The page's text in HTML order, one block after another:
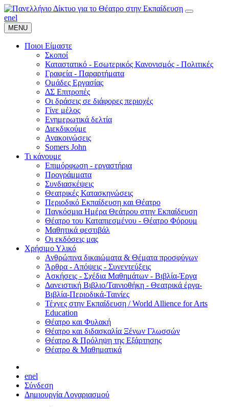
enel
MENU
Ποιοι Είμαστε
Σκοποί
Καταστατικό - Εσωτερικός Κανονισμός - Πολιτικές
Γραφεία - Παραρτήματα
Ομάδες Εργασίας
ΔΣ Επιτροπές
Οι δράσεις σε διάφορες περιοχές
Γίνε μέλος
Ενημερωτικά δελτία
Διεκδικούμε
Ανακοινώσεις
Somers John
Τι κάνουμε
Επιμόρφωση - εργαστήρια
Προγράμματα
Συνδιασκέψεις
Θεατρικές Κατασκηνώσεις
Περιοδικό Εκπαίδευση και Θέατρο
Παγκόσμια Ημέρα Θεάτρου στην Εκπαίδευση
Θέατρο του Καταπιεσμένου - Θέατρο Φόρουμ
Μαθητικά φεστιβάλ
Οι εκδόσεις μας
Χρήσιμο Υλικό
Ανθρώπινα δικαιώματα & Θέματα προσφύγων
Άρθρα - Απόψεις - Συνεντεύξεις
Ασκήσεις - Σχέδια Μαθημάτων - Βιβλία-Έργα
Δανειστική Βιβλιο/Ταινιοθήκη - Θεατρικά έργα-
Βιβλία-Περιοδικά-Ταινίες
Τέχνες στην Εκπαίδευση / World Allience for Arts
Education
Θέατρο και Φυλακή
Θέατρο και διδασκαλία Ξένων Γλωσσών
Θέατρο & Πρόληψη της Εξάρτησης
Θέατρο & Μαθηματικά
enel
Σύνδεση
Δημιουργία Λογαριασμού